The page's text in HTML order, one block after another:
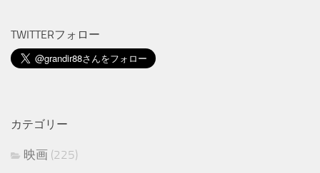
TWITTERフォロー
カテゴリー
映画 (225)